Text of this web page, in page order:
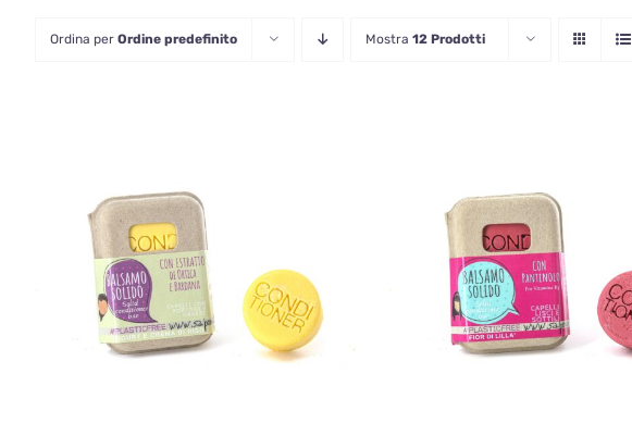
Ordina per Ordine predefinito Mostra 12 Prodotti
AGGIUNGI AL CARRELLO
QUICK VIEW
AGGIUNGI AL CARRELLO
QUICK VIEW